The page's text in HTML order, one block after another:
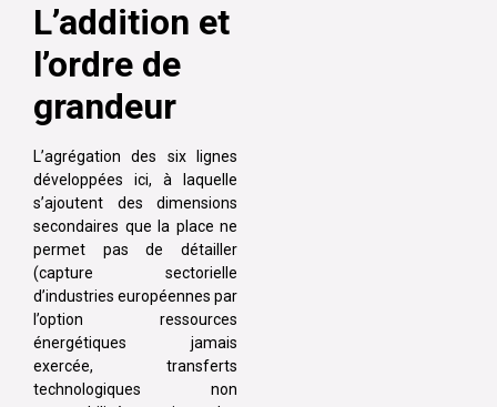
L’addition et
l’ordre de
grandeur
L’agrégation des six lignes
développées ici, à laquelle
s’ajoutent des dimensions
secondaires que la place ne
permet pas de détailler
(capture sectorielle
d’industries européennes par
l’option ressources
énergétiques jamais
exercée, transferts
technologiques non